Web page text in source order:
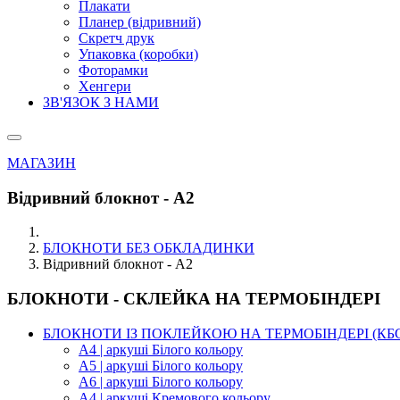
Плакати
Планер (відривний)
Скретч друк
Упаковка (коробки)
Фоторамки
Хенгери
ЗВ'ЯЗОК З НАМИ
МАГАЗИН
Відривний блокнот - А2
БЛОКНОТИ БЕЗ ОБКЛАДИНКИ
Відривний блокнот - А2
БЛОКНОТИ - СКЛЕЙКА НА ТЕРМОБІНДЕРІ
БЛОКНОТИ ІЗ ПОКЛЕЙКОЮ НА ТЕРМОБІНДЕРІ
А4 | аркуші Білого кольору
А5 | аркуші Білого кольору
А6 | аркуші Білого кольору